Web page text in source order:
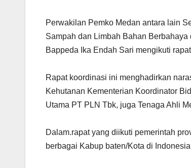
Perwakilan Pemko Medan antara lain
Sampah dan Limbah Bahan
Bappeda Ika Endah Sari mengikuti
Rapat koordinasi ini menghadirkan
Kehutanan Kementerian Koordinator
Utama PT PLN Tbk, juga Tenaga Ahli
Dalam.rapat yang diikuti pemerintah
berbagai Kabup baten/Kota di